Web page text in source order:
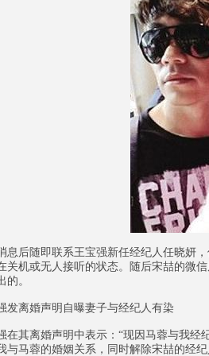
后随即联系王宝强新任经纪人任晓妍，
关机或无人接听的状态。随后宋喆的微
的。
离婚声明自曝妻子与经纪人有染
其离婚声明中表示：“现因马蓉与我经
与马蓉的婚姻关系，同时解除宋喆的经